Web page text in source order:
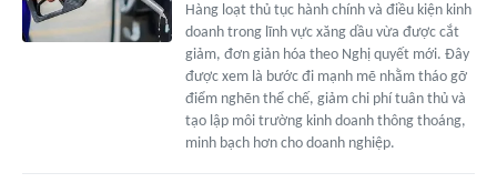
Hàng loạt thủ tục hành chính và điều kiện kinh
doanh trong lĩnh vực xăng dầu vừa được cắt
giảm, đơn giản hóa theo Nghị quyết mới. Đây
được xem là bước đi mạnh mẽ nhằm tháo gỡ
điểm nghẽn thể chế, giảm chi phí tuân thủ và
tạo lập môi trường kinh doanh thông thoáng,
minh bạch hơn cho doanh nghiệp.